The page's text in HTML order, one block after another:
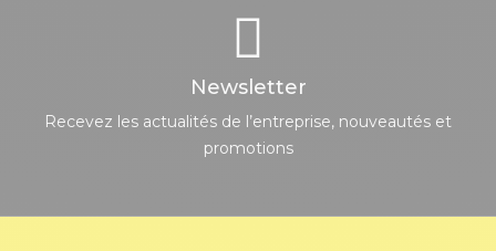
Newsletter
Recevez les actualités de l’entreprise, nouveautés et
promotions